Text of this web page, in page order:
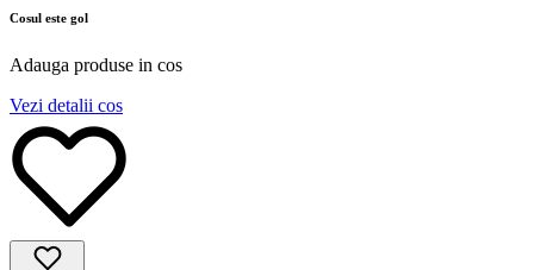
Cosul este gol
Adauga produse in cos
Vezi detalii cos